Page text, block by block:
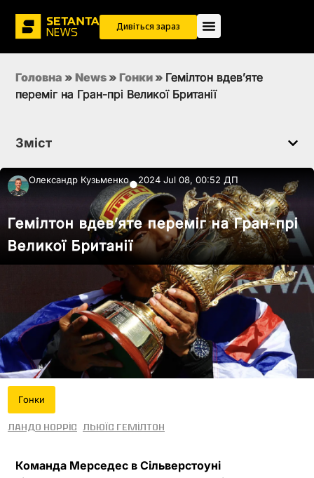
Дивіться зараз
Головна » News » Гонки » Гемілтон вдевʼяте
переміг на Гран-прі Великої Британії
Зміст
Олександр Кузьменко●2024 Jul 08, 00:52 ДП
Гемілтон вдевʼяте переміг на Гран-прі
Великої Британії
Гонки
Ландо Норріс Льюїс Гемілтон
Команда Мерседес в Сільверстоуні